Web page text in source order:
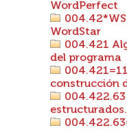
WordPerfect
WordStar
004.421
del programa
construcción